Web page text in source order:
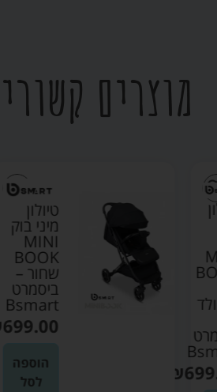
מוצרים
₪
טיולון
מיני בוק
MINI
BOOK
שחור –
ביסמרט
Bsmart
699.00
הוספה
לסל